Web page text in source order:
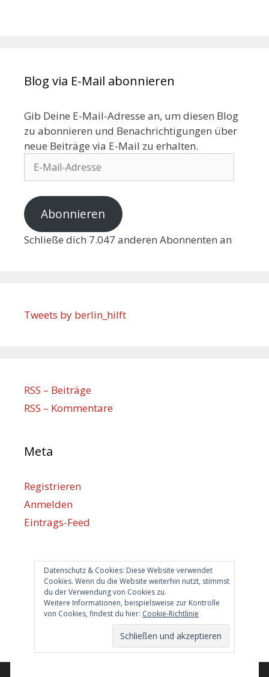
Blog via E-Mail abonnieren
Gib Deine E-Mail-Adresse an, um diesen Blog
zu abonnieren und Benachrichtigungen über
neue Beiträge via E-Mail zu erhalten.
Abonnieren
Schließe dich 7.047 anderen Abonnenten an
Datenschutz & Cookies: Diese Website verwendet
Cookies. Wenn du die Website weiterhin nutzt, stimmst
du der Verwendung von Cookies zu.
Weitere Informationen, beispielsweise zur Kontrolle
von Cookies, findest du hier: Cookie-Richtlinie
Tweets by berlin_hilft
RSS – Beiträge
RSS – Kommentare
Meta
Registrieren
Anmelden
Eintrags-Feed
WordPress.org
Berlin hilft
info@berlin-hilft.com